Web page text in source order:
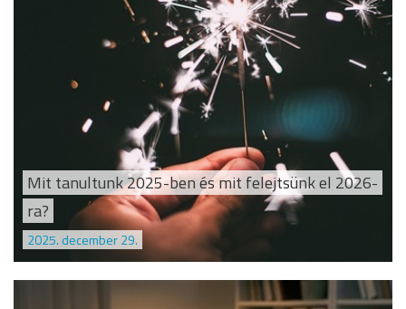
Mit tanultunk 2025-ben és mit felejtsünk el 2026-
ra?
2025. december 29.